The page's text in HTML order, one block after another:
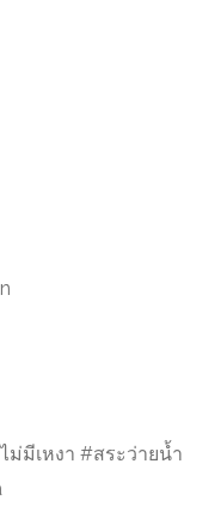
มีเหงา #สระว่ายน้ำ